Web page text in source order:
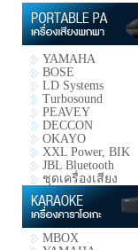
YAMAHA
BOSE
LD Systems
Turbosound
PEAVEY
DECCON
OKAYO
XXL Power, BIK
JBL Bluetooth
ชุดเครื่องเสียง
MBOX